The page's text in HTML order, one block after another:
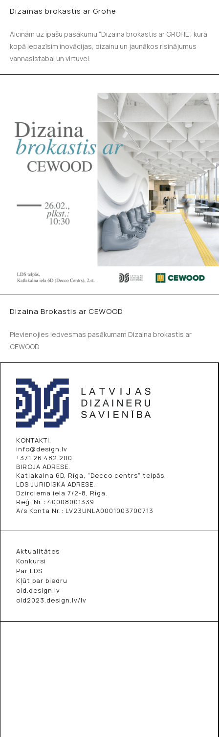
Dizainas brokastis ar Grohe
Aicinām uz īpašu pasākumu “Dizaina brokastis ar GROHE”, kurā
kopā iepazīsim inovācijas, dizainu un jaunākos risinājumus
vannasistabai un virtuvei.
Dizaina Brokastis ar CEWOOD
Pievienojies iedvesmas pasākumam Dizaina brokastis ar
CEWOOD
KONTAKTI.
info@design.lv
+371 26 482 200
BIROJA ADRESE.
Katlakalna 6D, Rīga, "Decco centrs" telpās.
LDS JURIDISKĀ ADRESE.
Dzirciema iela 7/2-8, Rīga.
Reģ. Nr.: 40008001339
A/s Konta Nr.: LV23UNLA0001003700713
Aktualitātes
Konkursi
Par LDS
Kļūt par biedru
old.design.lv
old2023.design.lv/lv